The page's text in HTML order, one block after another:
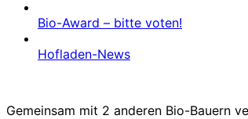
Bio-Award – bitte voten!
Hofladen-News
Gemeinsam mit 2 anderen Bio-Bauern